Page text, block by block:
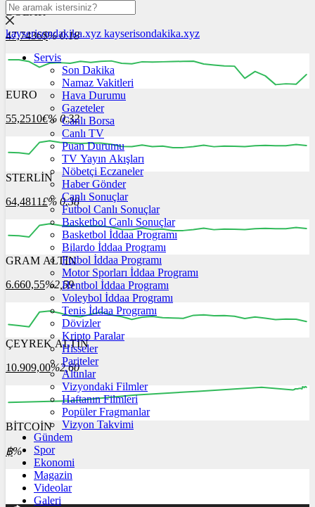
DOLAR
47,7436$% 0.18
12:00 13:00 14:00
EURO
55,2510€% 0.32
12:00 13:00 14:00
STERLİN
64,4811£% 0.38
12:00 13:00 14:00
GRAM ALTIN
6.660,55%2,59
12:00 13:00
ÇEYREK ALTIN
10.909,00%2,60
00:00 00:00 00:00
BİTCOİN
฿%
kayserisondakika.xyz kayserisondakika.xyz
Servis
Son Dakika
Namaz Vakitleri
Hava Durumu
Gazeteler
Canlı Borsa
Canlı TV
Puan Durumu
TV Yayın Akışları
Nöbetçi Eczaneler
Haber Gönder
Canlı Sonuçlar
Futbol Canlı Sonuçlar
Basketbol Canlı Sonuçlar
Basketbol İddaa Programı
Bilardo İddaa Programı
Futbol İddaa Programı
Motor Sporları İddaa Programı
Hentbol İddaa Programı
Voleybol İddaa Programı
Tenis İddaa Programı
Dövizler
Kripto Paralar
Hisseler
Pariteler
Altınlar
Vizyondaki Filmler
Haftanın Filmleri
Popüler Fragmanlar
Vizyon Takvimi
Gündem
Spor
Ekonomi
Magazin
Videolar
Galeri